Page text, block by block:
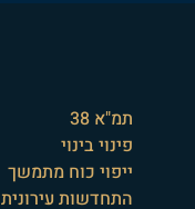
תמ"א 38
פינוי בינוי
ייפוי כוח מתמשך
התחדשות עירונית